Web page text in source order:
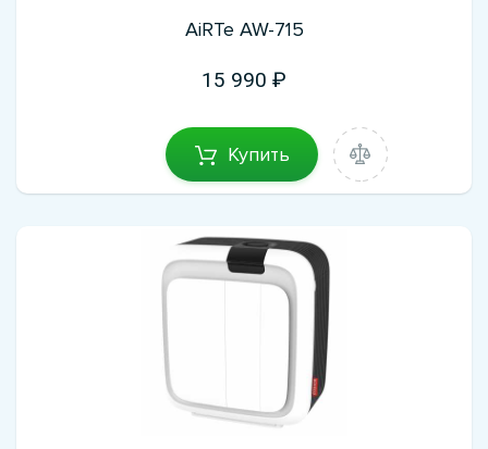
AiRTe AW-715
15 990
Купить